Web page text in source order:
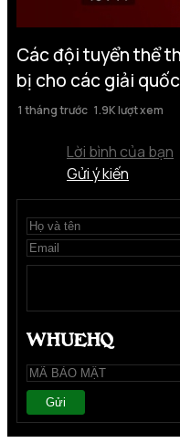
Các đội tuyển thể
bị cho các giải
1 tháng trước 1.9K lượt xem
Lời bình của bạn
Gửi ý kiến
Gửi